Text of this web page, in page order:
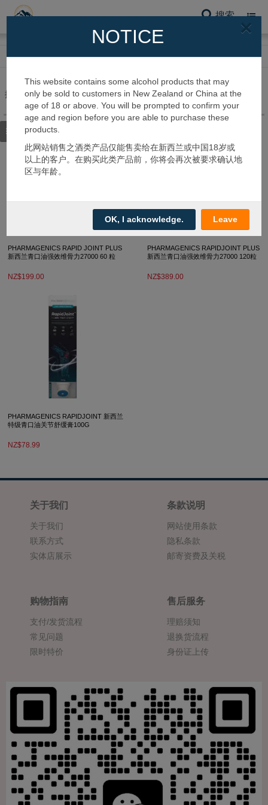
搜索
网站首页 保健品系列 骨关节保健
筛选类别
搜到 3 个产品
PHARMAGENICS RAPID JOINT PLUS
新西兰青口油强效维骨力27000 60 粒
NZ$199.00
PHARMAGENICS RAPIDJOINT PLUS
新西兰青口油强效维骨力27000 120粒
NZ$389.00
PHARMAGENICS RAPIDJOINT 新西兰
特级青口油关节舒缓膏100G
NZ$78.99
关于我们
关于我们
联系方式
实体店展示
条款说明
网站使用条款
隐私条款
邮寄资费及关税
购物指南
支付/发货流程
常见问题
限时特价
售后服务
理赔须知
退换货流程
身份证上传
×
NOTICE
This website contains some alcohol products that may
only be sold to customers in New Zealand or China at the
age of 18 or above. You will be prompted to confirm your
age and region before you are able to purchase these
products.
此网站销售之酒类产品仅能售卖给在新西兰或中国18岁或
以上的客户。在购买此类产品前，你将会再次被要求确认地
区与年龄。
OK, I acknowledge. Leave